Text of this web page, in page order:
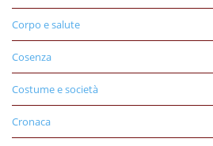
Corpo e salute
Cosenza
Costume e società
Cronaca